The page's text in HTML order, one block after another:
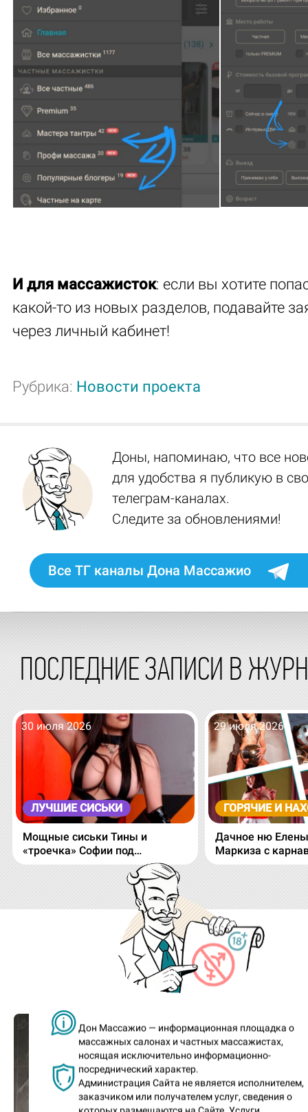
Дон Массажио — информационная площадка о
массажных салонах и частных массажистах,
носящая исключительно информационно-
посреднический характер.
Администрация Сайта не является исполнителем,
заказчиком или получателем услуг, сведения о
И для массажисток: если вы хотите
какой-то из новых разделов, подавайте
через личный кабинет!
Рубрика: Новости проекта
Доны, напоминаю, что все
для удобства я публикую в
телеграм-каналах.
Следите за обновлениями!
Все ТГ каналы Дона Массажио
ПОСЛЕДНИЕ ЗАПИСИ В
30 июля 2026
ЛУЧШИЕ СИСЬКИ
Мощные сиськи Тины и
«троечка» Софии под
водопадом!
29 июля 2026
ГОРЯЧИЕ И
Дачное ню
Маркиза с
Доны, а эти анкеты вы
видели?